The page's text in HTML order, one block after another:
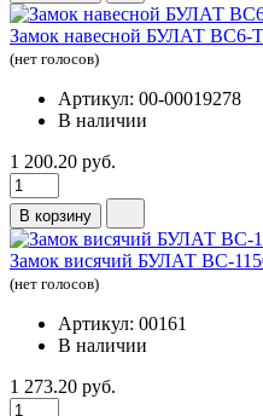
Замок навесной БУЛАТ
(нет голосов)
Артикул: 00-00019278
В наличии
1 200.20 руб.
В корзину
Замок висячий БУЛАТ ВС-
(нет голосов)
Артикул: 00161
В наличии
1 273.20 руб.